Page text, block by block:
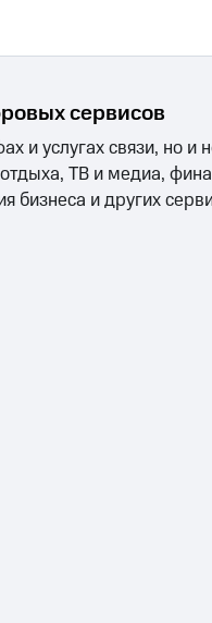
сервисов
и услугах связи, но
ТВ и медиа,
бизнеса и других